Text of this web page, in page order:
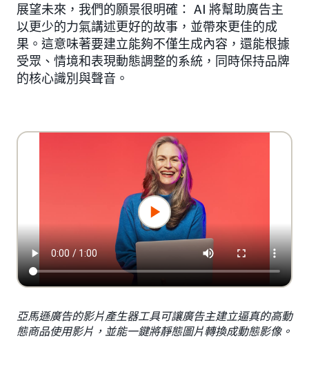
展望未來，我們的願景很明確： AI 將幫助廣告主
以更少的力氣講述更好的故事，並帶來更佳的成
果。這意味著要建立能夠不僅生成內容，還能根據
受眾、情境和表現動態調整的系統，同時保持品牌
的核心識別與聲音。
亞馬遜廣告的影片產生器工具可讓廣告主建立逼真的高動
態商品使用影片，並能一鍵將靜態圖片轉換成動態影像。